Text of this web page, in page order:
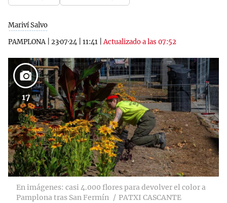
Mariví Salvo
PAMPLONA| 23·07·24 11:41 |Actualizado a las 07:52
17
En imágenes: casi 4.000 flores para devolver el color a
Pamplona tras San Fermín
PATXI CASCANTE